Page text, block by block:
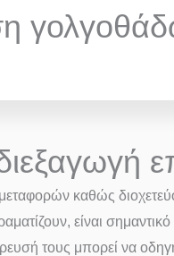
καθώς
είναι σημαντικό
τους μπορεί να